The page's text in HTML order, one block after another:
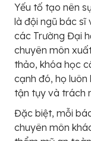
Yếu tố tạo nên
là đội ngũ bác sĩ
các Trường Đại
chuyên môn
thảo, khóa học
cạnh đó, họ
tận tụy và trách
Đặc biệt, mỗi
chuyên môn